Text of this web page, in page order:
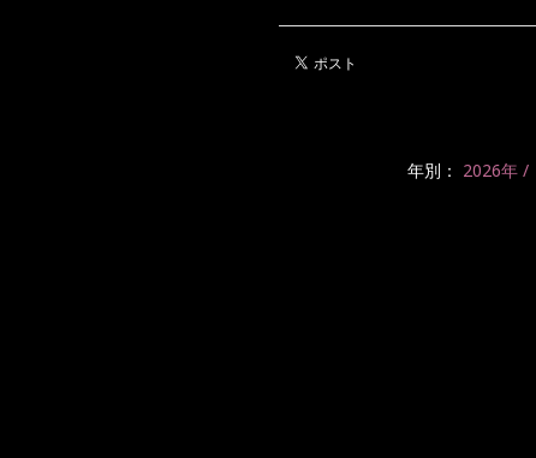
年別： 2026年